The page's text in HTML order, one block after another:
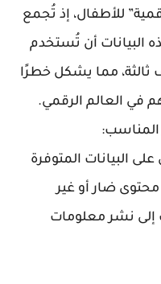
للأطفال، إذ تُجمع
البيانات أن تُستخدم
ثالثة، مما يشكل خطرًا
في العالم الرقمي.
البيانات المتوفرة
محتوى ضار أو غير
إلى نشر معلومات